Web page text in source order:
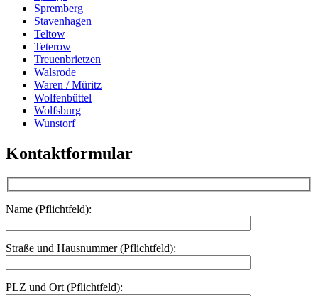
Spremberg
Stavenhagen
Teltow
Teterow
Treuenbrietzen
Walsrode
Waren / Müritz
Wolfenbüttel
Wolfsburg
Wunstorf
Kontaktformular
Name (Pflichtfeld):
Straße und Hausnummer (Pflichtfeld):
PLZ und Ort (Pflichtfeld):